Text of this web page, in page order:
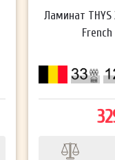
Ламинат THYS